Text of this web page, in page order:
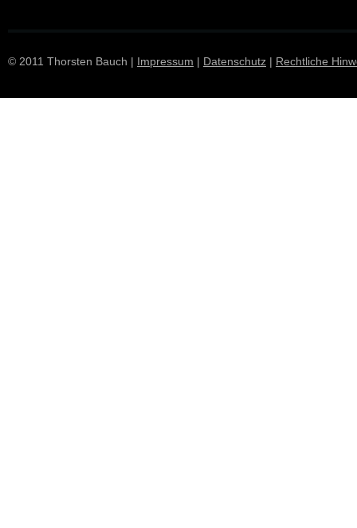
© 2011 Thorsten Bauch | Impressum | Datenschutz | Rechtliche